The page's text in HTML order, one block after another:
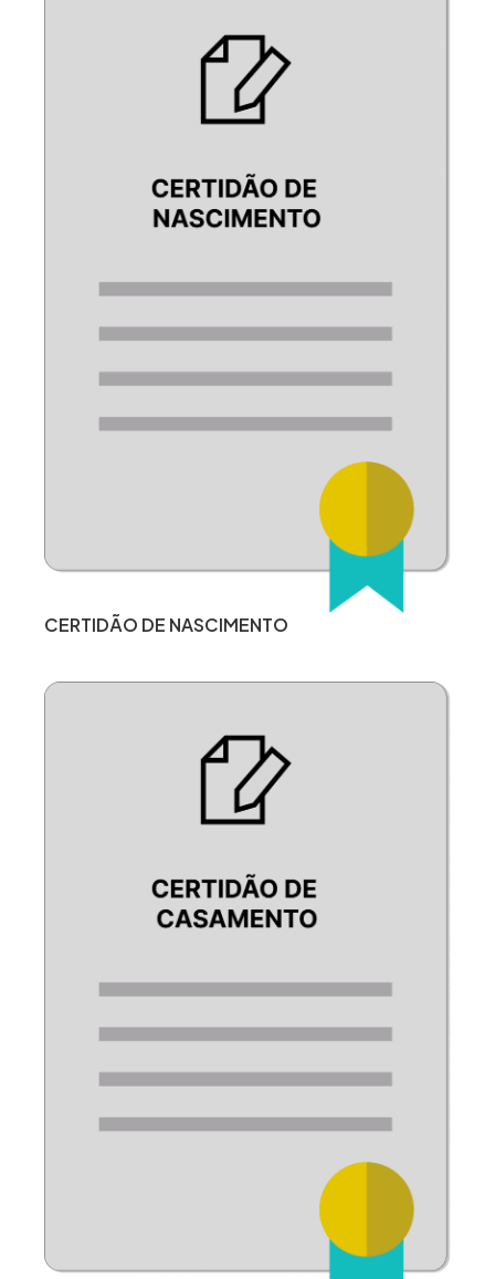
CERTIDÃO DE NASCIMENTO